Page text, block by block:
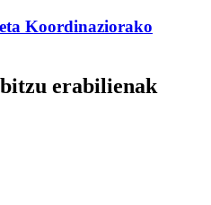
Koordinaziorako
erabilienak